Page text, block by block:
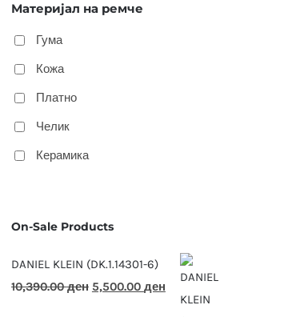
Материјал на ремче
Гума
Кожа
Платно
Челик
Керамика
On-Sale Products
DANIEL KLEIN (DK.1.14301-6)
10,390.00ден Original
5,500.00 денCurrent
price